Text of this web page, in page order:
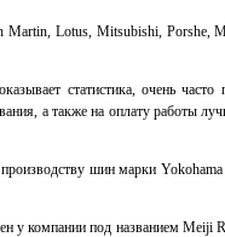
Lotus, Mitsubishi, Porshe,
статистика, очень
а также на оплату работы
шин марки
у компании под названием